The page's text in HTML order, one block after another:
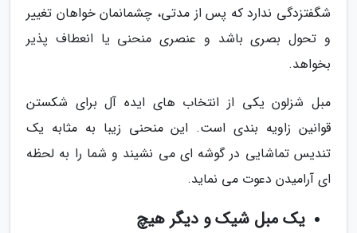
شگفتزدگی ندارد که پس از مدتی، چشمانمان خواهان تغییر
و تحول بصری باشد و عنصری منحنی یا انعطاف پذیر
بخواهد.
مبل شزلون یکی از انتخاب های ایده آل برای شکستن
قوانین زاویه بندی است. این منحنی زیبا به مثابه یک
تندیس تماشایی در گوشه ای می نشیند و شما را به لحظه
ای آرامیدن دعوت می نماید.
یک مبل شیک و دیگر هیچ